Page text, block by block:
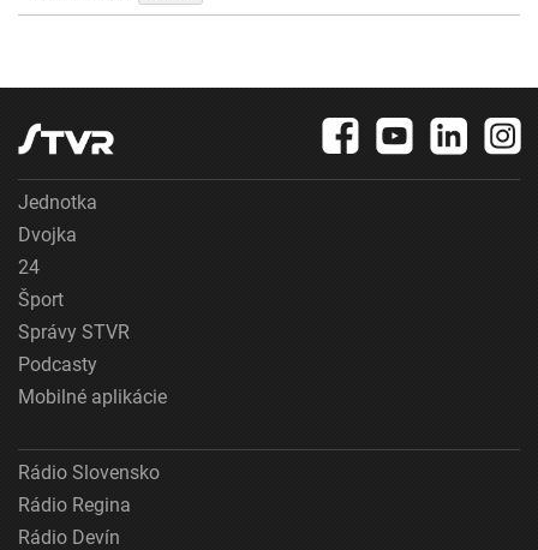
Jednotka
Dvojka
24
Šport
Správy STVR
Podcasty
Mobilné aplikácie
Rádio Slovensko
Rádio Regina
Rádio Devín